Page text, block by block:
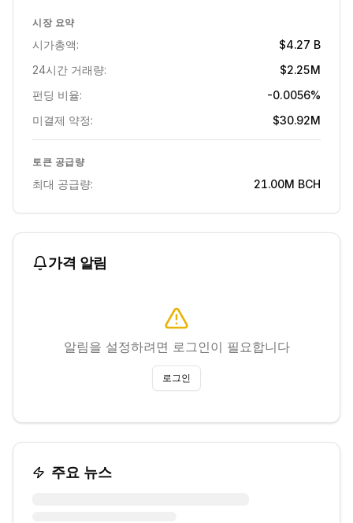
시장 요약
시가총액:
$4.27 B
24시간 거래량:
$2.25M
펀딩 비율:
-0.0056%
미결제 약정:
$30.92M
토큰 공급량
최대 공급량: 21.00M BCH
가격 알림
알림을 설정하려면 로그인이 필요합니다
로그인
주요 뉴스